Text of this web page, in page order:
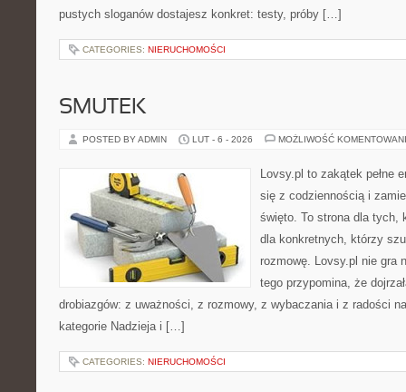
pustych sloganów dostajesz konkret: testy, próby […]
CATEGORIES: NIERUCHOMOŚCI
SMUTEK
POSTED BY ADMIN LUT - 6 - 2026 MOŻLIWOŚĆ
Lovsy.pl to zakątek pełne
się z codziennością i
święto. To strona dla tych,
dla konkretnych, którzy
rozmowę. Lovsy.pl nie gra
tego przypomina, że
drobiazgów: z uważności, z rozmowy, z wybaczania i z radości
kategorie Nadzieja i […]
CATEGORIES: NIERUCHOMOŚCI